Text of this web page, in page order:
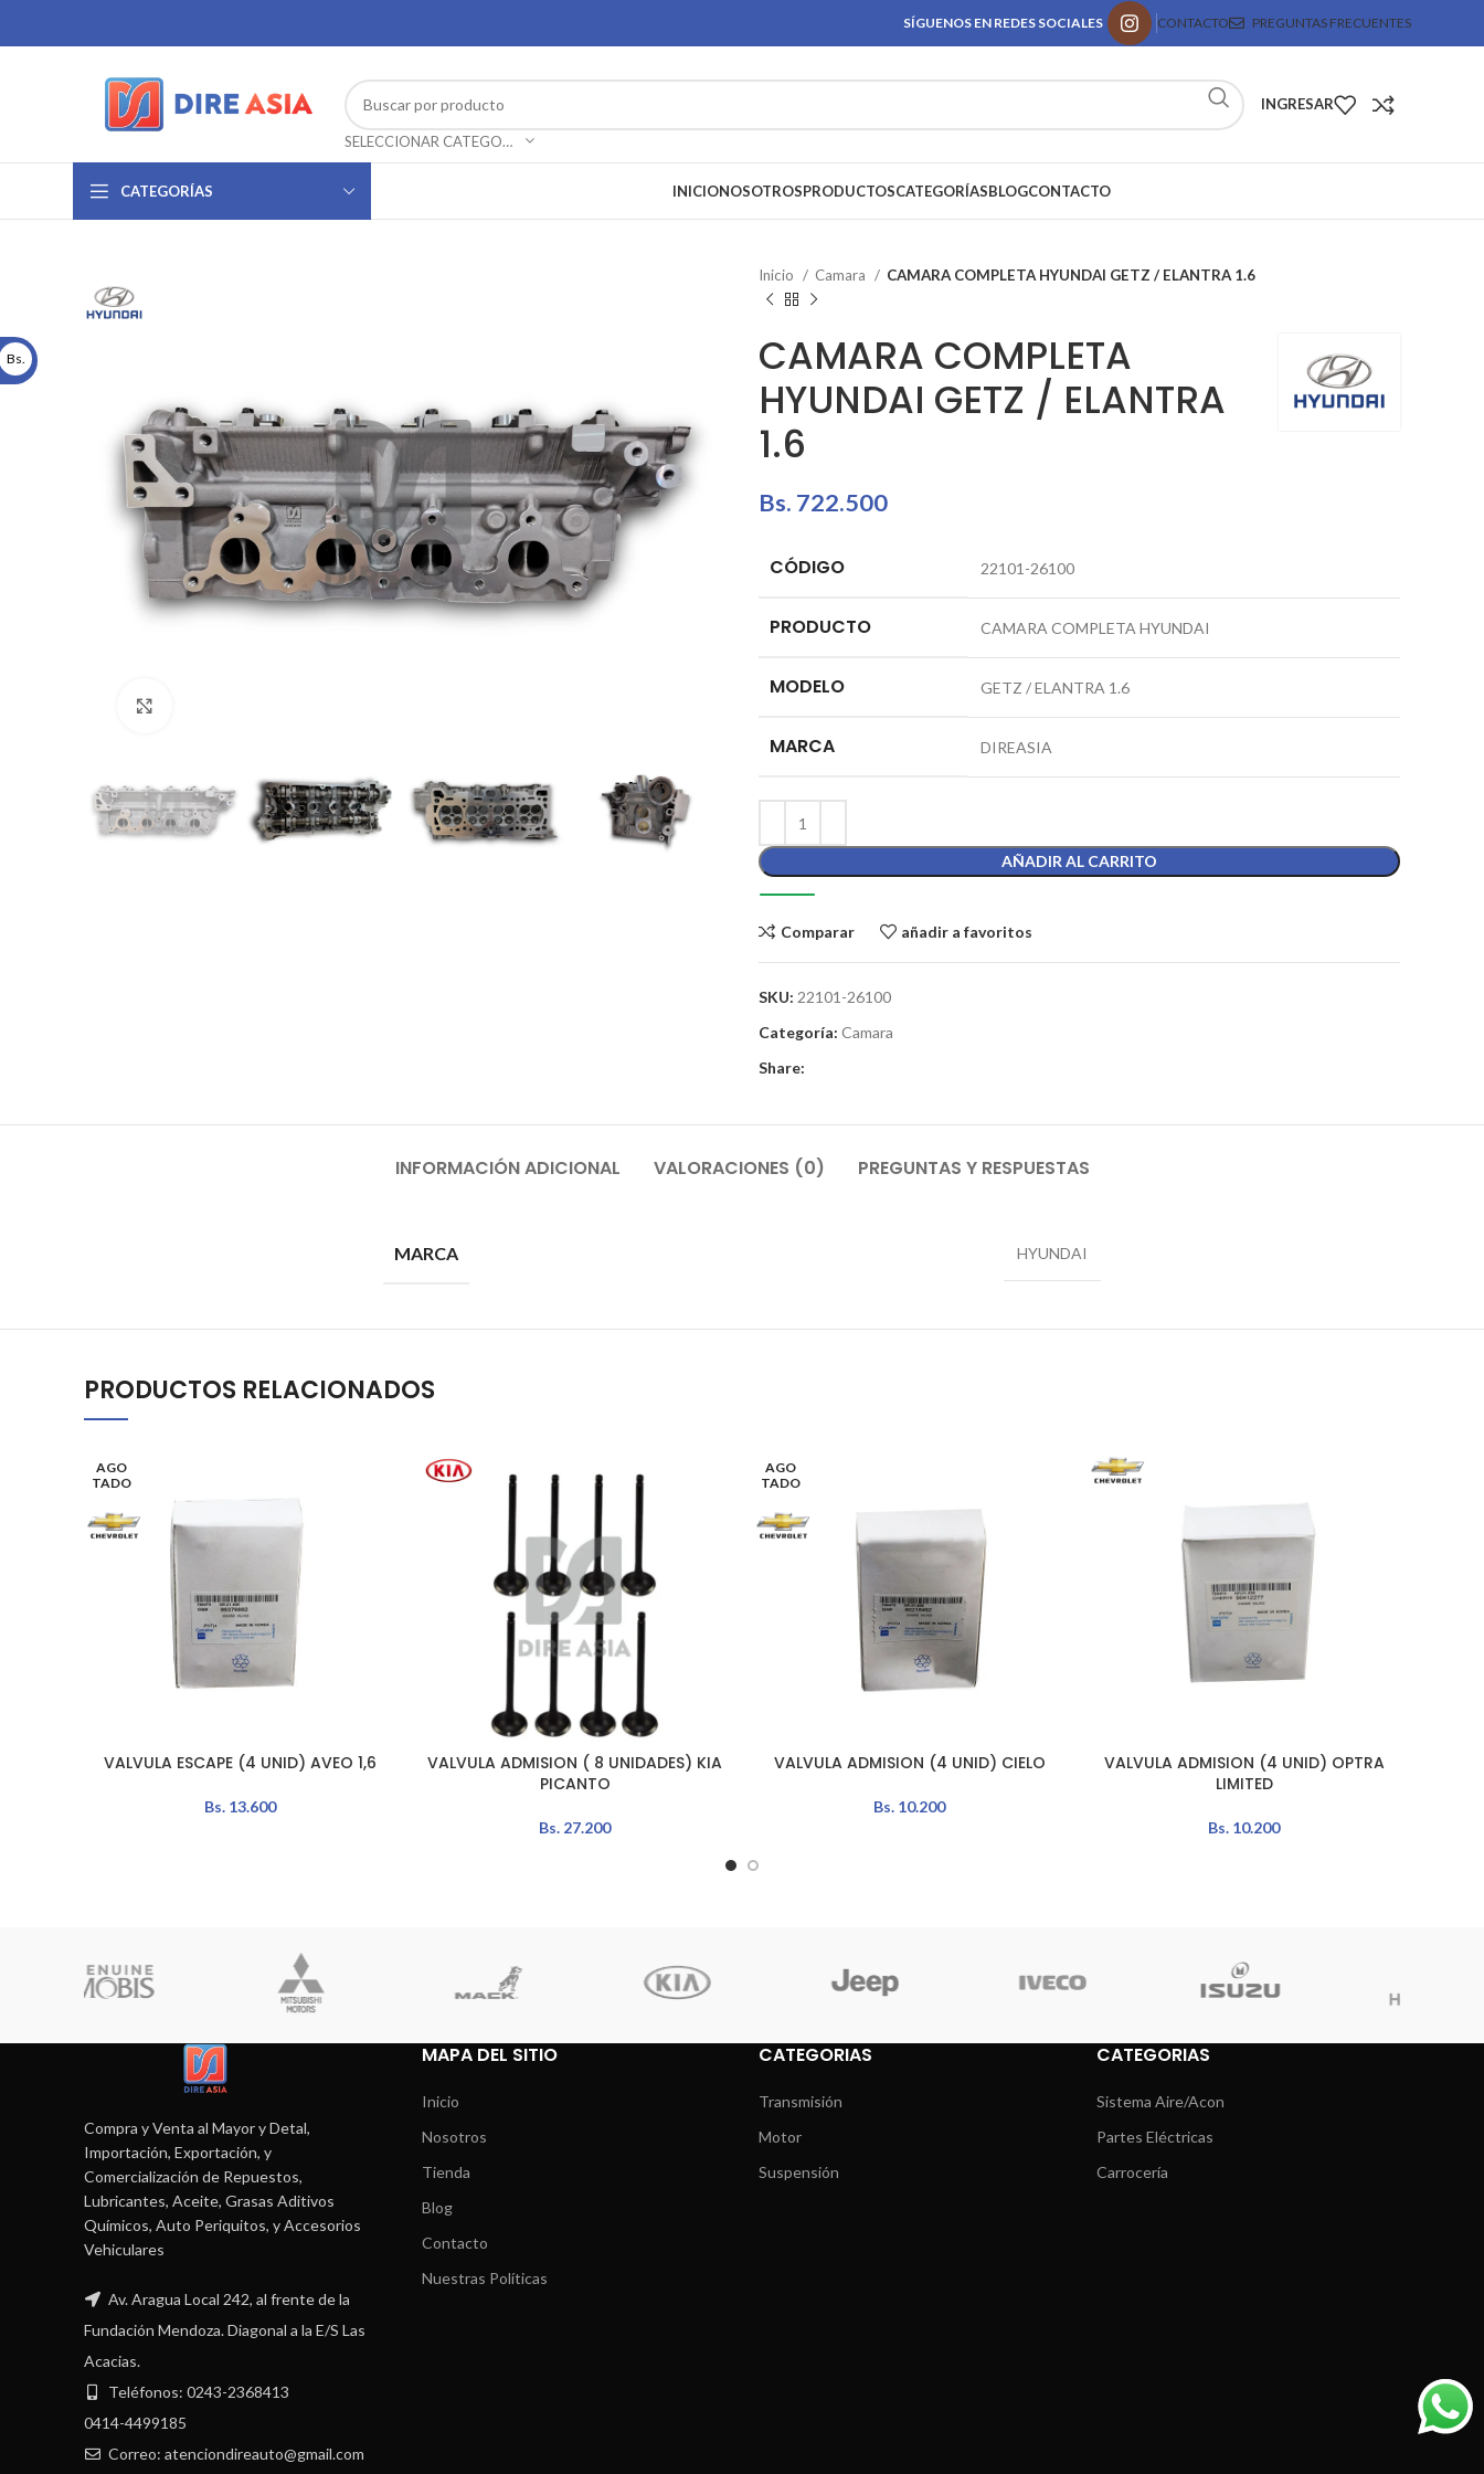
SÍGUENOS EN REDES SOCIALES CONTACTO PREGUNTAS FRECUENTES
SELECCIONAR CATEGORÍA
INGRESAR
CATEGORÍAS INICIONOSOTROSPRODUCTOSCATEGORÍASBLOGCONTACTO
Inicio Camara CAMARA COMPLETA HYUNDAI GETZ / ELANTRA 1.6
CAMARA COMPLETA
HYUNDAI GETZ / ELANTRA
1.6
Bs. 722.500
CÓDIGO 22101-26100
PRODUCTO CAMARA COMPLETA HYUNDAI
MODELO GETZ / ELANTRA 1.6
MARCA DIREASIA
AÑADIR AL CARRITO
Comparar añadir a favoritos
SKU: 22101-26100
Categoría: Camara
Share:
INFORMACIÓN ADICIONAL VALORACIONES (0) PREGUNTAS Y RESPUESTAS
MARCA HYUNDAI
PRODUCTOS RELACIONADOS
AGO
TADO
LEER MÁS
VALVULA ESCAPE (4 UNID) AVEO 1,6
Bs. 13.600
AÑADIR AL CARRITO
VALVULA ADMISION ( 8 UNIDADES) KIA
PICANTO
Bs. 27.200
AGO
TADO
LEER MÁS
VALVULA ADMISION (4 UNID) CIELO
Bs. 10.200
AÑADIR AL CARRITO
VALVULA ADMISION (4 UNID) OPTRA
LIMITED
Bs. 10.200
Compra y Venta al Mayor y Detal,
Importación, Exportación, y
Comercialización de Repuestos,
Lubricantes, Aceite, Grasas Aditivos
Químicos, Auto Periquitos, y Accesorios
Vehiculares
Av. Aragua Local 242, al frente de la
Fundación Mendoza. Diagonal a la E/S Las
Acacias.
Teléfonos: 0243-2368413
0414-4499185
Correo: atenciondireauto@gmail.com
MAPA DEL SITIO
Inicio
Nosotros
Tienda
Blog
Contacto
Nuestras Políticas
CATEGORIAS
Transmisión
Motor
Suspensión
CATEGORIAS
Sistema Aire/Acon
Partes Eléctricas
Carrocería
Bs.